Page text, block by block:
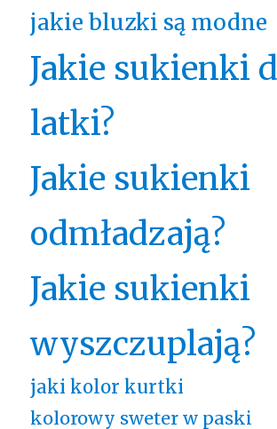
jakie bluzki są modne
Jakie sukienki
latki?
Jakie sukienki
odmładzają?
Jakie sukienki
wyszczuplają?
jaki kolor kurtki
kolorowy sweter w paski